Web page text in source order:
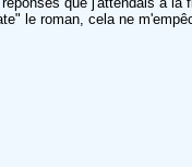
le roman, cela ne